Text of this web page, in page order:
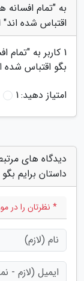
به "تمام
اقتباس شده اند"
1 کاربر به "تمام
بگو اقتباس شده
امتیاز دهید:1
دیدگاه های
داستان برایم
* نظرتان را در